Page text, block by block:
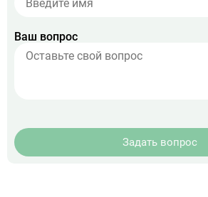
Ваш вопрос
Задать вопрос